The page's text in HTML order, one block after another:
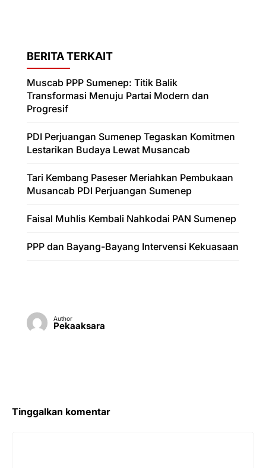
BERITA TERKAIT
Muscab PPP Sumenep: Titik Balik
Transformasi Menuju Partai Modern dan
Progresif
PDI Perjuangan Sumenep Tegaskan Komitmen
Lestarikan Budaya Lewat Musancab
Tari Kembang Paseser Meriahkan Pembukaan
Musancab PDI Perjuangan Sumenep
Faisal Muhlis Kembali Nahkodai PAN Sumenep
PPP dan Bayang-Bayang Intervensi Kekuasaan
Author
Pekaaksara
Tinggalkan komentar